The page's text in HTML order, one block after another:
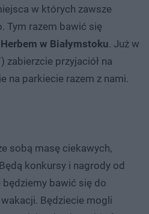
w których zawsze
Tym razem bawić się
w Białymstoku. Już w
zabierzcie przyjaciół na
na parkiecie razem z nami.
sobą masę ciekawych,
konkursy i nagrody od
będziemy bawić się do
Będziecie mogli